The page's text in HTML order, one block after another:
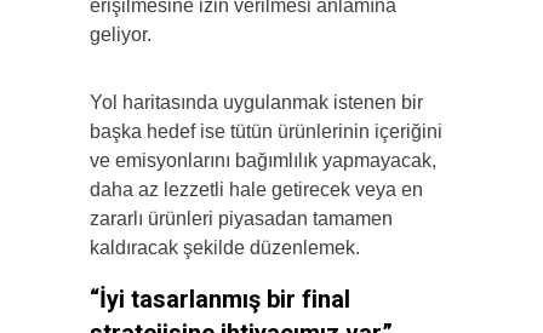
erişilmesine izin verilmesi anlamına
geliyor.
Yol haritasında uygulanmak istenen bir
başka hedef ise tütün ürünlerinin içeriğini
ve emisyonlarını bağımlılık yapmayacak,
daha az lezzetli hale getirecek veya en
zararlı ürünleri piyasadan tamamen
kaldıracak şekilde düzenlemek.
“İyi tasarlanmış bir final